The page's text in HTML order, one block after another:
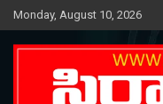
Skip
to
content
Monday, August 10, 2026